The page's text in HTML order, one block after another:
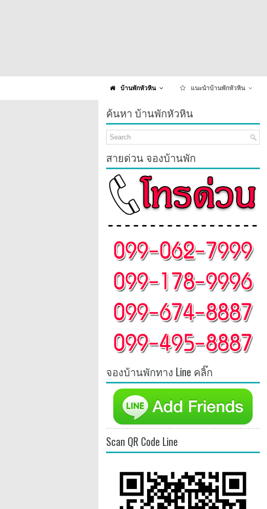
บ้านพักหัวหิน แนะนำบ้านพักหัวหิน
ค้นหา บ้านพักหัวหิน
สายด่วน จองบ้านพัก
จองบ้านพักทาง Line คลิ๊ก
Scan QR Code Line